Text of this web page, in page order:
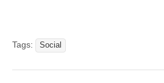
Tags: Social